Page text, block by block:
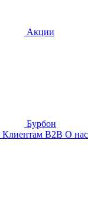
Акции
Бурбон
Клиентам B2B О нас